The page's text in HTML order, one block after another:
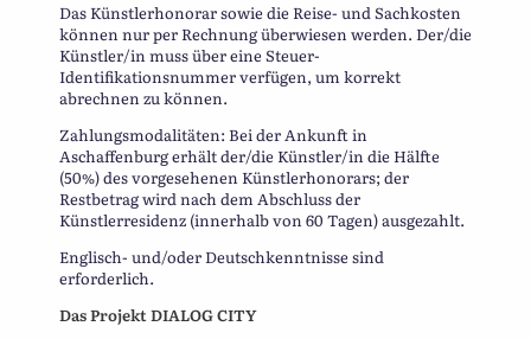
Das Künstlerhonorar sowie die Reise- und Sachkosten
können nur per Rechnung überwiesen werden. Der/die
Künstler/in muss über eine Steuer-
Identifikationsnummer verfügen, um korrekt
abrechnen zu können.
Zahlungsmodalitäten: Bei der Ankunft in
Aschaffenburg erhält der/die Künstler/in die Hälfte
(50%) des vorgesehenen Künstlerhonorars; der
Restbetrag wird nach dem Abschluss der
Künstlerresidenz (innerhalb von 60 Tagen) ausgezahlt.
Englisch- und/oder Deutschkenntnisse sind
erforderlich.
Das Projekt DIALOG CITY